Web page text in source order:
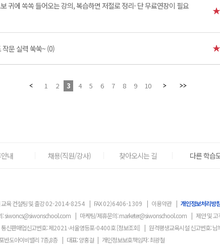
귀에 쏙쏙 들어오는 강의, 복습하면 저절로 정리- 단 무료연장이 필요
문 실력 쑥쑥~ (0)
1 2 3 4 5 6 7 8 9 10
내 채용(직원/강사) 찾아오시는 길 다른 학습
육 컨설팅 및 출강02-2014-8254 | FAX02)6406-1309 | 이용약관 | 개인정보처리방
:siwoncs@siwonschool.com | 마케팅/제휴문의:marketer@siwonschool.com | 제안 및
통신판매업신고번호: 제2021-서울영등포-0400호[정보조회] | 원격평생교육시설 신고번호: 남
반도아이비밸리 7층,8층 | 대표: 양홍걸 | 개인정보보호책임자: 최광철